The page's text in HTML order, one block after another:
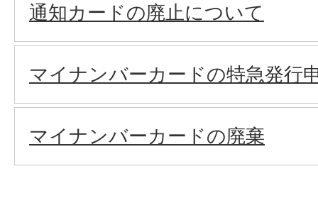
通知カードの廃止について
マイナンバーカードの特急発行
マイナンバーカードの廃棄